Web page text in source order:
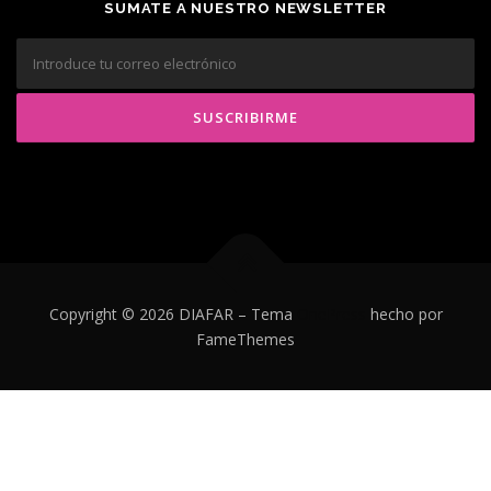
SUMATE A NUESTRO NEWSLETTER
Copyright © 2026 DIAFAR – Tema
hecho por
FameThemes